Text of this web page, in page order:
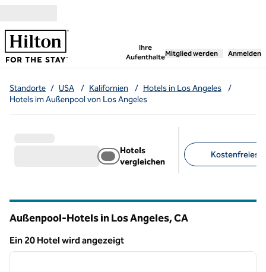
Ihre
Aufenthalte
,öffnet neue
Mitglied werden Anmelden
Standorte / USA / Kalifornien / Hotels in Los Angeles
/
Hotels im Außenpool von Los Angeles
Hotels
vergleichen
Kostenfreies
Außenpool-Hotels in Los Angeles,CA
Ein 20 Hotel wird angezeigt
Ein 20 Hotel wird angezeigt
1 von 12